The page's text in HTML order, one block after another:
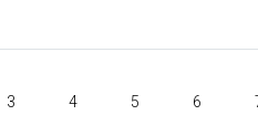
3 4 5 6